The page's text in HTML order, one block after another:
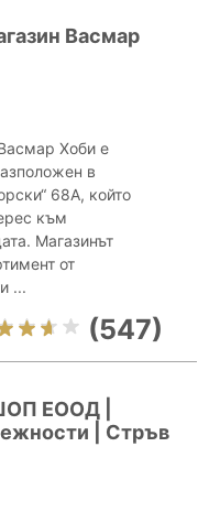
Васмар
Хоби е
в
68A, който
към
Магазинът
от
...
(547)
ЕООД |
| Стръв